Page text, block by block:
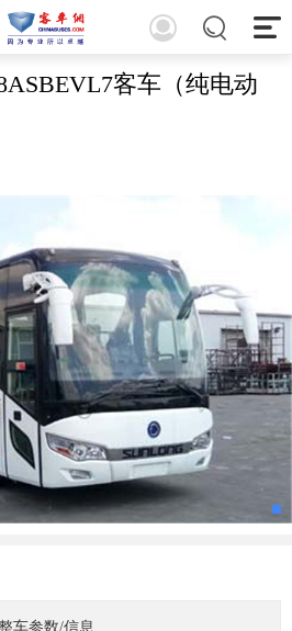
客车（纯电动
车参数/信息